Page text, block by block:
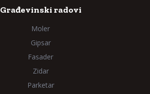
Građevinski radovi
Moler
Gipsar
Fasader
Zidar
Parketar